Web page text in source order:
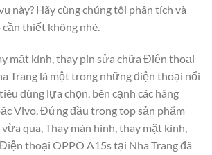
này? Hãy cùng chúng tôi phân tích và
thiết không nhé.
mặt kính, thay pin sửa chữa Điện thoại
Trang là một trong những điện thoại nổi
dùng lựa chọn, bên cạnh các hãng
Vivo. Đứng đầu trong top sản phẩm
qua, Thay màn hình, thay mặt kính,
thoại OPPO A15s tại Nha Trang đã